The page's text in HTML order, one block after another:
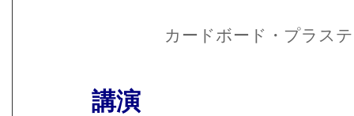
カードボード・プラス
講演